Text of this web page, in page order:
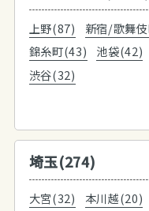
上野(87) 新宿/歌舞
錦糸町(43)
池袋(42)
渋谷(32)
埼玉(274)
大宮(32) 本川越(20)